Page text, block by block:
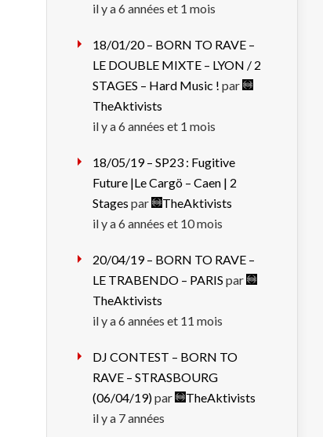
il y a 6 années et 1 mois
18/01/20 – BORN TO RAVE –
LE DOUBLE MIXTE – LYON / 2
STAGES – Hard Music ! par
TheAktivists
il y a 6 années et 1 mois
18/05/19 – SP23 : Fugitive
Future |Le Cargö – Caen | 2
Stages par
TheAktivists
il y a 6 années et 10 mois
20/04/19 – BORN TO RAVE –
LE TRABENDO – PARIS par
TheAktivists
il y a 6 années et 11 mois
DJ CONTEST – BORN TO
RAVE – STRASBOURG
(06/04/19)par
TheAktivists
il y a 7 années